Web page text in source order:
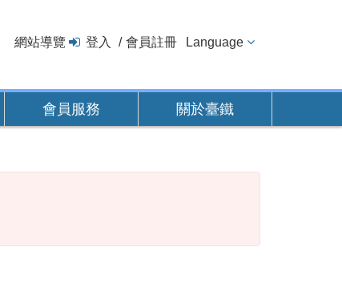
網站導覽 登入 會員註冊 Language
會員服務 關於臺鐵